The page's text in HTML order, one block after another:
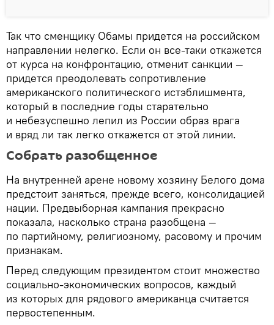
Так что сменщику Обамы придется на российском
направлении нелегко. Если он все-таки откажется
от курса на конфронтацию, отменит санкции —
придется преодолевать сопротивление
американского политического истэблишмента,
который в последние годы старательно
и небезуспешно лепил из России образ врага
и вряд ли так легко откажется от этой линии.
Собрать разобщенное
На внутренней арене новому хозяину Белого дома
предстоит заняться, прежде всего, консолидацией
нации. Предвыборная кампания прекрасно
показала, насколько страна разобщена —
по партийному, религиозному, расовому и прочим
признакам.
Перед следующим президентом стоит множество
социально-экономических вопросов, каждый
из которых для рядового американца считается
первостепенным.